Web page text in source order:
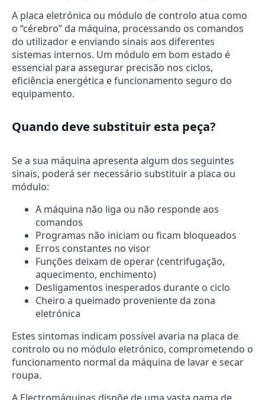
A placa eletrónica ou módulo de controlo atua como
o “cérebro” da máquina, processando os comandos
do utilizador e enviando sinais aos diferentes
sistemas internos. Um módulo em bom estado é
essencial para assegurar precisão nos ciclos,
eficiência energética e funcionamento seguro do
equipamento.
Quando deve substituir esta peça?
Se a sua máquina apresenta algum dos seguintes
sinais, poderá ser necessário substituir a placa ou
módulo:
A máquina não liga ou não responde aos
comandos
Programas não iniciam ou ficam bloqueados
Erros constantes no visor
Funções deixam de operar (centrifugação,
aquecimento, enchimento)
Desligamentos inesperados durante o ciclo
Cheiro a queimado proveniente da zona
eletrónica
Estes sintomas indicam possível avaria na placa de
controlo ou no módulo eletrónico, comprometendo o
funcionamento normal da máquina de lavar e secar
roupa.